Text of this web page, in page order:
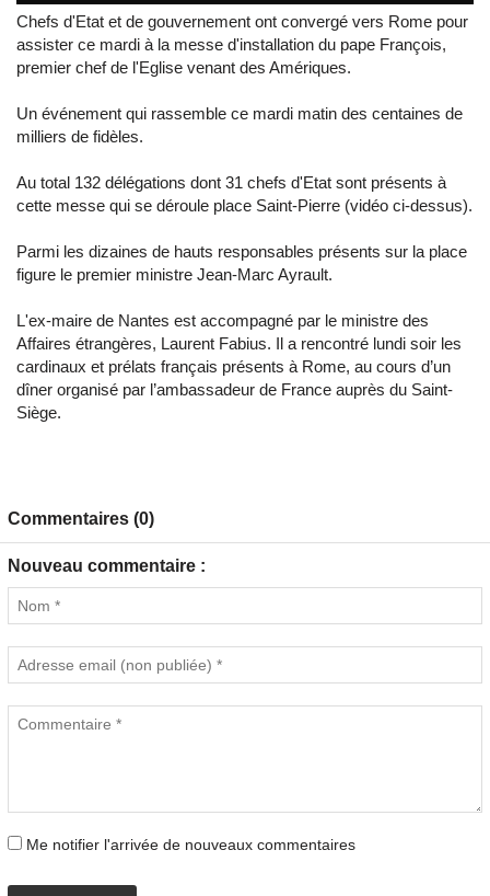
Chefs d'Etat et de gouvernement ont convergé vers Rome pour
assister ce mardi à la messe d'installation du pape François,
premier chef de l'Eglise venant des Amériques.
Un événement qui rassemble ce mardi matin des centaines de
milliers de fidèles.
Au total 132 délégations dont 31 chefs d'Etat sont présents à
cette messe qui se déroule place Saint-Pierre (vidéo ci-dessus).
Parmi les dizaines de hauts responsables présents sur la place
figure le premier ministre Jean-Marc Ayrault.
L'ex-maire de Nantes est accompagné par le ministre des
Affaires étrangères, Laurent Fabius. Il a rencontré lundi soir les
cardinaux et prélats français présents à Rome, au cours d’un
dîner organisé par l’ambassadeur de France auprès du Saint-
Siège.
Commentaires (0)
Nouveau commentaire :
Me notifier l'arrivée de nouveaux commentaires